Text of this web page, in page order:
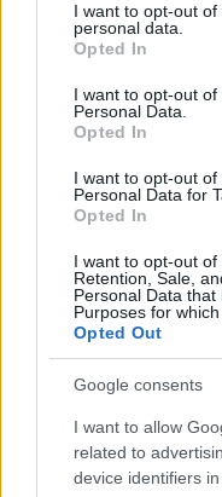
not limited to your visit
grant or deny consent
use your data for
consent section.
I want to opt-out
personal data.
Opted In
I want to opt-out
Personal Data.
Opted In
I want to opt-out
Personal Data for
Opted In
I want to opt-out of
Retention, Sale,
Personal Data
Purposes for
Opted Out
Google consents
I want to allow
related to
device identifiers in
Continua a
LIFESTYLE